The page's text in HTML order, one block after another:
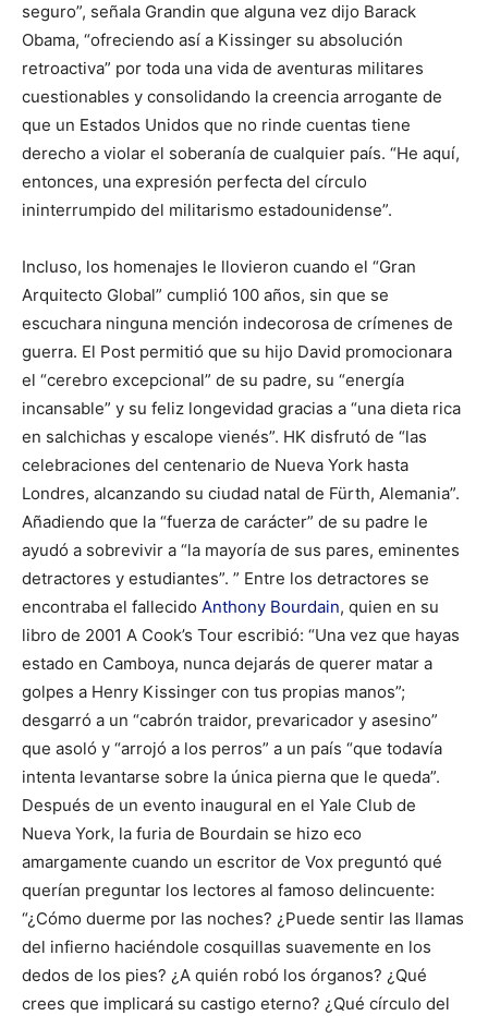
seguro”, señala Grandin que alguna vez dijo Barack
Obama, “ofreciendo así a Kissinger su absolución
retroactiva” por toda una vida de aventuras militares
cuestionables y consolidando la creencia arrogante de
que un Estados Unidos que no rinde cuentas tiene
derecho a violar el soberanía de cualquier país. “He aquí,
entonces, una expresión perfecta del círculo
ininterrumpido del militarismo estadounidense”.
Incluso, los homenajes le llovieron cuando el “Gran
Arquitecto Global” cumplió 100 años, sin que se
escuchara ninguna mención indecorosa de crímenes de
guerra. El Post permitió que su hijo David promocionara
el “cerebro excepcional” de su padre, su “energía
incansable” y su feliz longevidad gracias a “una dieta rica
en salchichas y escalope vienés”. HK disfrutó de “las
celebraciones del centenario de Nueva York hasta
Londres, alcanzando su ciudad natal de Fürth, Alemania”.
Añadiendo que la “fuerza de carácter” de su padre le
ayudó a sobrevivir a “la mayoría de sus pares, eminentes
detractores y estudiantes”. ” Entre los detractores se
encontraba el fallecido Anthony Bourdain, quien en su
libro de 2001 A Cook’s Tour escribió: “Una vez que hayas
estado en Camboya, nunca dejarás de querer matar a
golpes a Henry Kissinger con tus propias manos”;
desgarró a un “cabrón traidor, prevaricador y asesino”
que asoló y “arrojó a los perros” a un país “que todavía
intenta levantarse sobre la única pierna que le queda”.
Después de un evento inaugural en el Yale Club de
Nueva York, la furia de Bourdain se hizo eco
amargamente cuando un escritor de Vox preguntó qué
querían preguntar los lectores al famoso delincuente:
“¿Cómo duerme por las noches? ¿Puede sentir las llamas
del infierno haciéndole cosquillas suavemente en los
dedos de los pies? ¿A quién robó los órganos? ¿Qué
crees que implicará su castigo eterno? ¿Qué círculo del